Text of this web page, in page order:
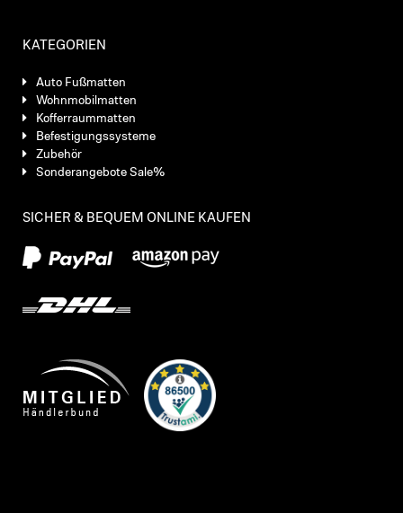
KATEGORIEN
Auto Fußmatten
Wohnmobilmatten
Kofferraummatten
Befestigungssysteme
Zubehör
Sonderangebote Sale%
SICHER & BEQUEM ONLINE KAUFEN